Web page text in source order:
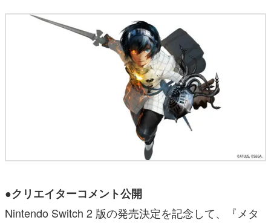
●クリエイターコメント公開
Nintendo Switch 2 版の発売決定を記念して、『メタ